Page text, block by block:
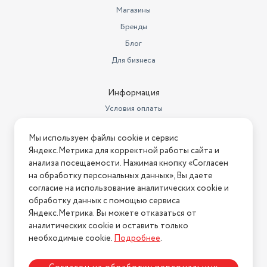
есть
2 А·ч
Магазины
Бренды
Блог
Для бизнеса
Информация
Условия оплаты
Условия возврата
Нашли ошибку на сайте? Напишите нам
2026 © Интернет-магазин "АстМаркет". У нас есть всё!
Политика конфиденциальности
Мы используем файлы cookie и сервис
Яндекс.Метрика для корректной работы сайта и
анализа посещаемости. Нажимая кнопку «Согласен
на обработку персональных данных», Вы даете
согласие на использование аналитических cookie и
обработку данных с помощью сервиса
Яндекс.Метрика. Вы можете отказаться от
аналитических cookie и оставить только
необходимые cookie.Подробнее.